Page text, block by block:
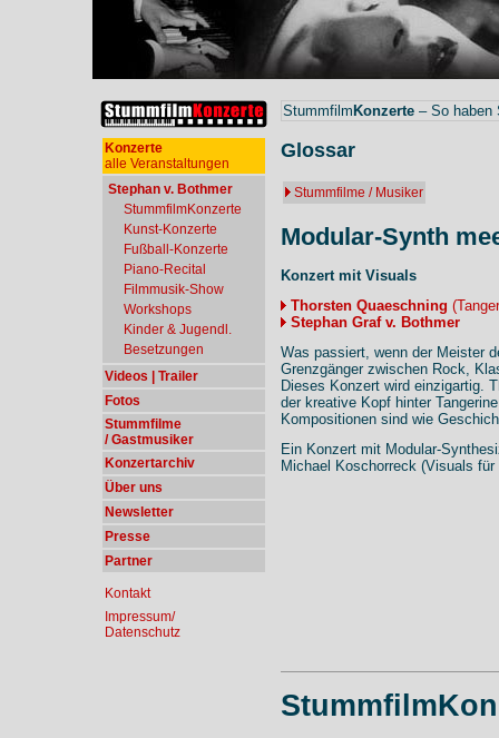
Konzerte
alle Veranstaltungen
Stephan v. Bothmer
StummfilmKonzerte
Kunst-Konzerte
Fußball-Konzerte
Piano-Recital
Filmmusik-Show
Workshops
Kinder & Jugendl.
Besetzungen
Videos | Trailer
Fotos
Stummfilme
/ Gastmusiker
Konzertarchiv
Über uns
Newsletter
Presse
Partner
Kontakt
Impressum/
Datenschutz
Stummfilm Konzerte – So haben
Glossar
Stummfilme / Musiker
Modular-Synth
Konzert mit Visuals
Thorsten Quaeschning
Stephan Graf v. Bothmer
Was passiert, wenn der Meister
Grenzgänger zwischen Rock,
Dieses Konzert wird einzigartig.
der kreative Kopf hinter
Kompositionen sind wie
Ein Konzert mit Modular-
Michael Koschorreck (Visuals für